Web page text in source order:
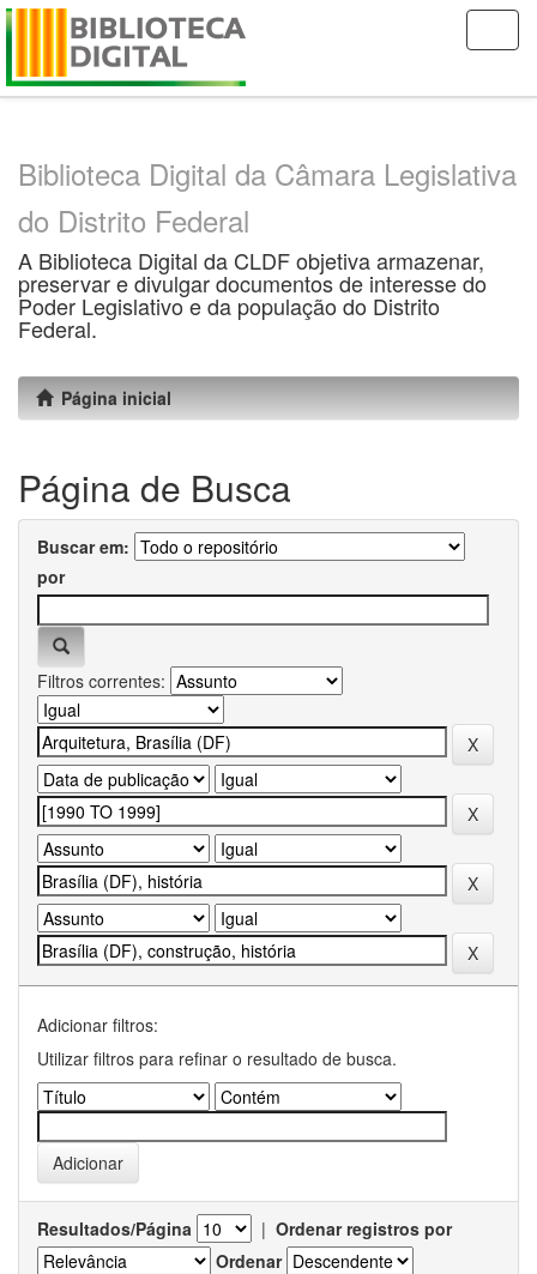
Skip
Biblioteca Digital da Câmara Legislativa
do Distrito Federal
A Biblioteca Digital da CLDF objetiva armazenar,
preservar e divulgar documentos de interesse do
Poder Legislativo e da população do Distrito
Federal.
Página inicial
Página de Busca
Buscar em:
por
Filtros correntes:
Adicionar filtros:
Utilizar filtros para refinar o resultado de busca.
Resultados/Página | Ordenar registros por
Ordenar